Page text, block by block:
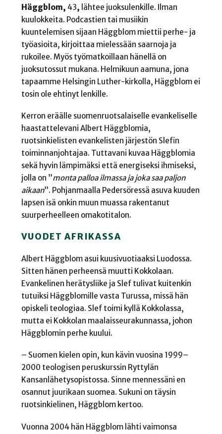
Häggblom, 43, lähtee juoksulenkille. Ilman
kuulokkeita. Podcastien tai musiikin
kuuntelemisen sijaan Häggblom miettii perhe- ja
työasioita, kirjoittaa mielessään saarnoja ja
rukoilee. Myös työmatkoillaan hänellä on
juoksutossut mukana. Helmikuun aamuna, jona
tapaamme Helsingin Luther-kirkolla, Häggblom ei
tosin ole ehtinyt lenkille.
Kerron eräälle suomenruotsalaiselle evankeliselle
haastattelevani Albert Häggblomia,
ruotsinkielisten evankelisten järjestön Slefin
toiminnanjohtajaa. Tuttavani kuvaa Häggblomia
sekä hyvin lämpimäksi että energiseksi ihmiseksi,
jolla on ”monta palloa ilmassa ja joka saa paljon
aikaan”. Pohjanmaalla Pedersöressä asuva kuuden
lapsen isä onkin muun muassa rakentanut
suurperheelleen omakotitalon.
VUODET AFRIKASSA
Albert Häggblom asui kuusivuotiaaksi Luodossa.
Sitten hänen perheensä muutti Kokkolaan.
Evankelinen herätysliike ja Slef tulivat kuitenkin
tutuiksi Häggblomille vasta Turussa, missä hän
opiskeli teologiaa. Slef toimi kyllä Kokkolassa,
mutta ei Kokkolan maalaisseurakunnassa, johon
Häggblomin perhe kuului.
– Suomen kielen opin, kun kävin vuosina 1999–
2000 teologisen peruskurssin Ryttylän
Kansanlähetysopistossa. Sinne mennessäni en
osannut juurikaan suomea. Sukuni on täysin
ruotsinkielinen, Häggblom kertoo.
Vuonna 2004 hän Häggblom lähti vaimonsa